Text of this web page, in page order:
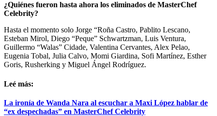
¿Quiénes fueron hasta ahora los eliminados de MasterChef
Celebrity?
Hasta el momento solo Jorge “Roña Castro, Pablito Lescano,
Esteban Mirol, Diego “Peque” Schwartzman, Luis Ventura,
Guillermo “Walas” Cidade, Valentina Cervantes, Alex Pelao,
Eugenia Tobal, Julia Calvo, Momi Giardina, Sofi Martínez, Esther
Goris, Rusherking y Miguel Ángel Rodríguez.
Leé más:
La ironía de Wanda Nara al escuchar a Maxi López hablar de
“ex despechadas” en MasterChef Celebrity